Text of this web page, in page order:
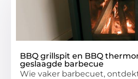
BBQ grillspit en BBQ
geslaagde barbecue
Wie vaker barbecuet,